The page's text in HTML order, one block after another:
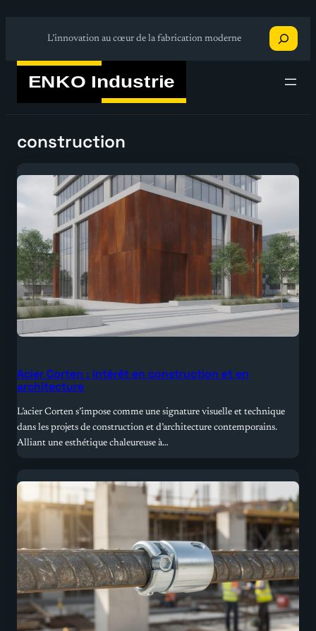
L’innovation au cœur de la fabrication moderne
Recherche
construction
Acier Corten : intérêt en construction et en
architecture
L’acier Corten s’impose comme une signature visuelle et technique
dans les projets de construction et d’architecture contemporains.
Alliant une esthétique chaleureuse à…